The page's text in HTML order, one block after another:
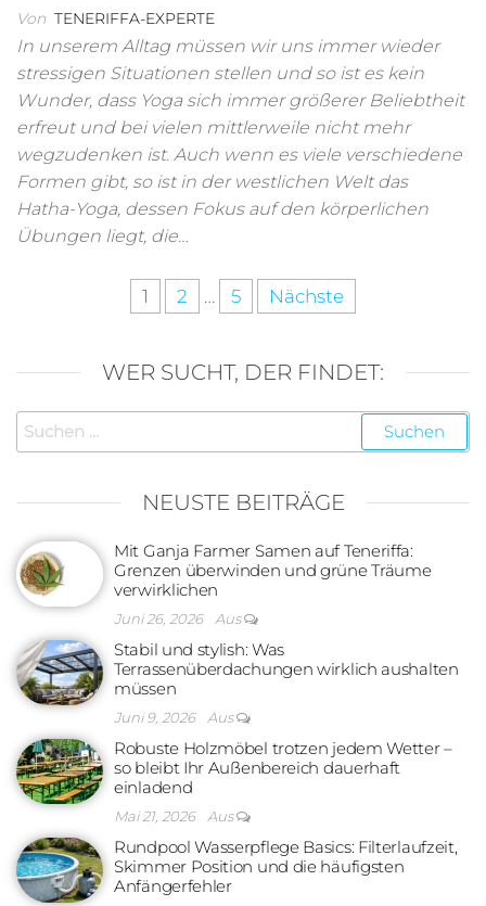
Von TENERIFFA-EXPERTE
In unserem Alltag müssen wir uns immer wieder
stressigen Situationen stellen und so ist es kein
Wunder, dass Yoga sich immer größerer Beliebtheit
erfreut und bei vielen mittlerweile nicht mehr
wegzudenken ist. Auch wenn es viele verschiedene
Formen gibt, so ist in der westlichen Welt das
Hatha-Yoga, dessen Fokus auf den körperlichen
Übungen liegt, die…
Seitennummerierung
Beiträge
1 2 … 5 Nächste
WER SUCHT, DER FINDET:
Suchen
nach:
NEUSTE BEITRÄGE
Mit Ganja Farmer Samen auf Teneriffa:
Grenzen überwinden und grüne Träume
verwirklichen
Juni 26, 2026 Aus
Stabil und stylish: Was
Terrassenüberdachungen wirklich aushalten
müssen
Juni 9, 2026 Aus
Robuste Holzmöbel trotzen jedem Wetter –
so bleibt Ihr Außenbereich dauerhaft
einladend
Mai 21, 2026 Aus
Rundpool Wasserpflege Basics: Filterlaufzeit,
Skimmer Position und die häufigsten
Anfängerfehler